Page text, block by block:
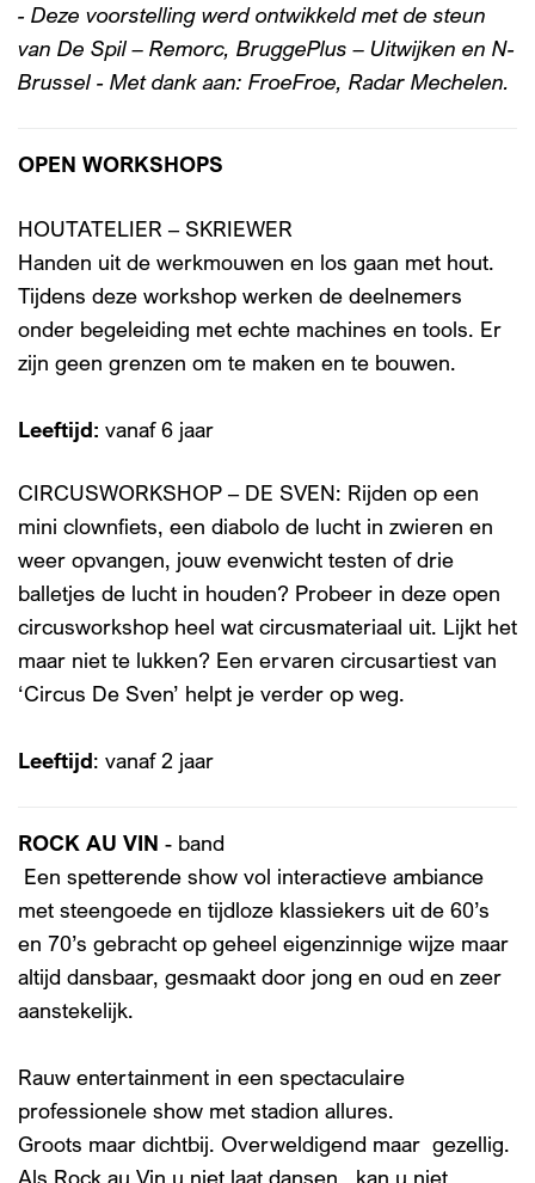
- Deze voorstelling werd ontwikkeld met de steun
van De Spil – Remorc, BruggePlus – Uitwijken en N-
Brussel - Met dank aan: FroeFroe, Radar Mechelen.
OPEN WORKSHOPS
HOUTATELIER – SKRIEWER
Handen uit de werkmouwen en los gaan met hout.
Tijdens deze workshop werken de deelnemers
onder begeleiding met echte machines en tools. Er
zijn geen grenzen om te maken en te bouwen.
Leeftijd: vanaf 6 jaar
CIRCUSWORKSHOP – DE SVEN: Rijden op een
mini clownfiets, een diabolo de lucht in zwieren en
weer opvangen, jouw evenwicht testen of drie
balletjes de lucht in houden? Probeer in deze open
circusworkshop heel wat circusmateriaal uit. Lijkt het
maar niet te lukken? Een ervaren circusartiest van
‘Circus De Sven’ helpt je verder op weg.
Leeftijd: vanaf 2 jaar
ROCK AU VIN - band
Een spetterende show vol interactieve ambiance
met steengoede en tijdloze klassiekers uit de 60’s
en 70’s gebracht op geheel eigenzinnige wijze maar
altijd dansbaar, gesmaakt door jong en oud en zeer
aanstekelijk.
Rauw entertainment in een spectaculaire
professionele show met stadion allures.
Groots maar dichtbij. Overweldigend maar gezellig.
Als Rock au Vin u niet laat dansen.. kan u niet